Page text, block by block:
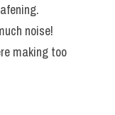
noise!
making too